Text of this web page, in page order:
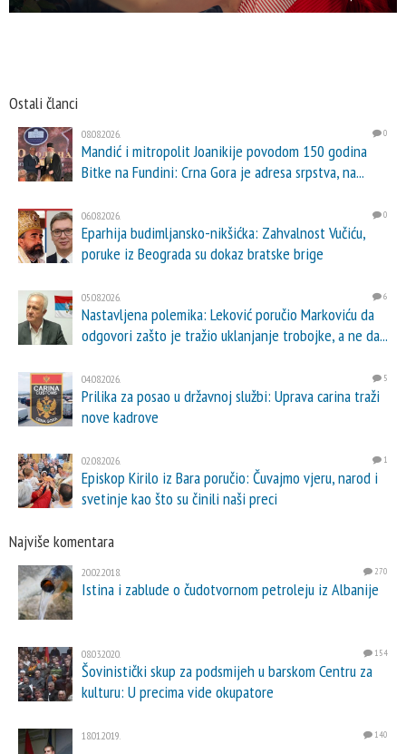
Ostali članci
08.08.2026. 0
Mandić i mitropolit Joanikije povodom 150 godina
Bitke na Fundini: Crna Gora je adresa srpstva, na...
06.08.2026. 0
Eparhija budimljansko-nikšićka: Zahvalnost Vučiću,
poruke iz Beograda su dokaz bratske brige
05.08.2026. 6
Nastavljena polemika: Leković poručio Markoviću da
odgovori zašto je tražio uklanjanje trobojke, a ne da...
04.08.2026. 5
Prilika za posao u državnoj službi: Uprava carina traži
nove kadrove
02.08.2026. 1
Episkop Kirilo iz Bara poručio: Čuvajmo vjeru, narod i
svetinje kao što su činili naši preci
Najviše komentara
20.02.2018. 270
Istina i zablude o čudotvornom petroleju iz Albanije
08.03.2020. 154
Šovinistički skup za podsmijeh u barskom Centru za
kulturu: U precima vide okupatore
18.01.2019. 140